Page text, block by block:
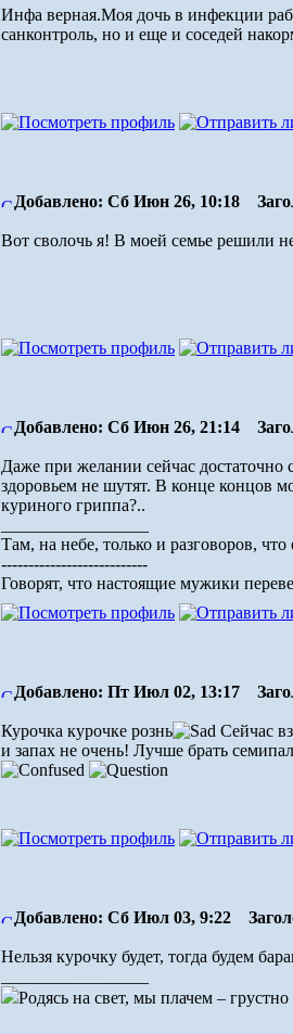
Инфа верная.Моя дочь в инфекции
санконтроль, но и еще и соседей
Добавлено: Сб Июн 26, 10:18
Вот сволочь я! В моей семье решили
Добавлено: Сб Июн 26, 21:14
Даже при желании сейчас
здоровьем не шутят. В конце концов
куриного гриппа?..
Там, на небе, только и разговоров,
---------------------------
Говорят, что настоящие мужики
Добавлено: Пт Июл 02, 13:17
Курочка курочке рознь
Сейчас
и запах не очень! Лучше брать
Добавлено: Сб Июл 03, 9:22
Нельзя курочку будет, тогда будем
Родясь на свет, мы плачем –